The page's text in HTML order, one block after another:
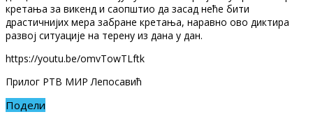
кретања за викенд и саопштио да засад неће бити
драстичнијих мера забране кретања, наравно ово диктира
развој ситуације на терену из дана у дан.
https://youtu.be/omvTowTLftk
Прилог РТВ МИР Лепосавић
Подели